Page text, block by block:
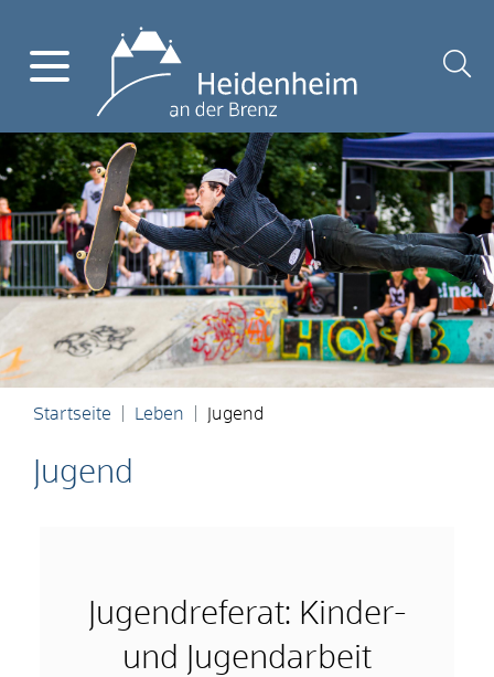
Startseite Leben Jugend
Jugend
Jugendreferat: Kinder-
und Jugendarbeit